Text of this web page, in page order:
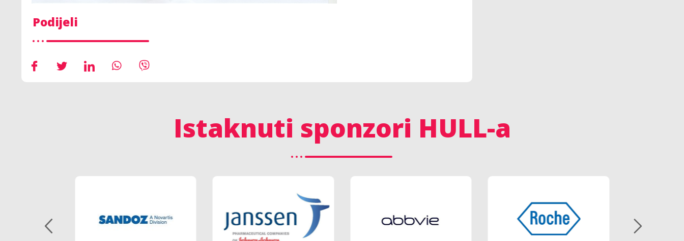
Podijeli
Istaknuti sponzori HULL-a